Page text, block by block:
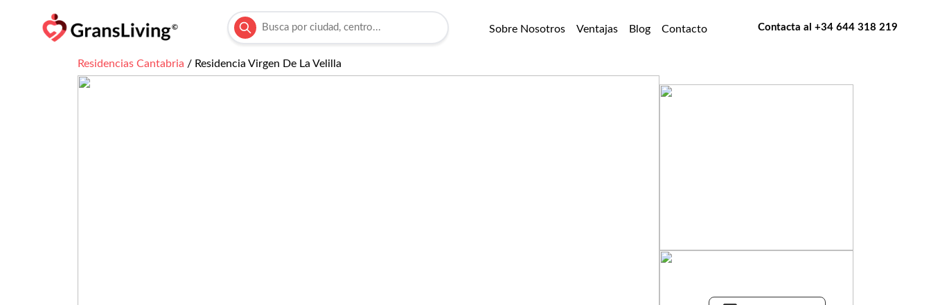
Sobre Nosotros Ventajas Blog Contacto Contacta al +34 644 318 219
Residencias Cantabria / Residencia Virgen De La Velilla